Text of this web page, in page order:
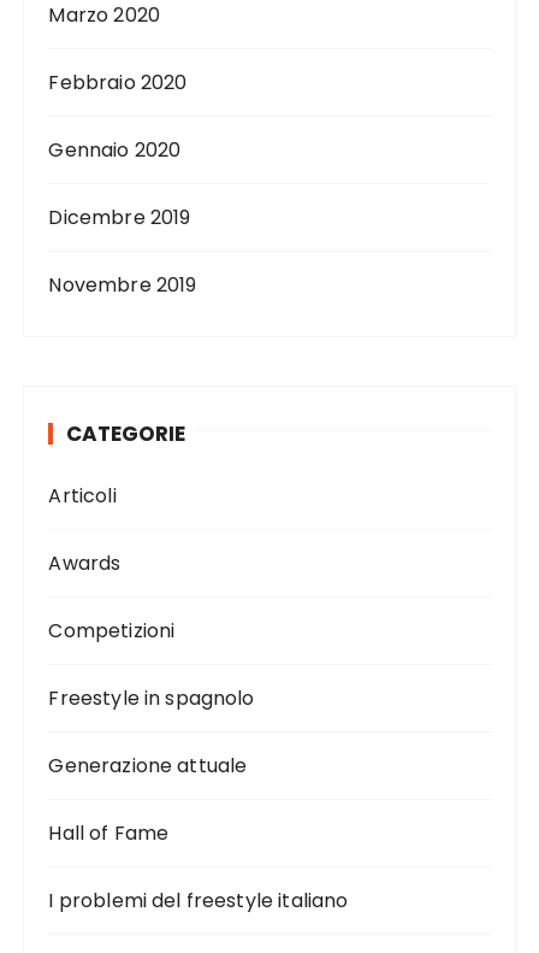
Marzo 2020
Febbraio 2020
Gennaio 2020
Dicembre 2019
Novembre 2019
CATEGORIE
Articoli
Awards
Competizioni
Freestyle in spagnolo
Generazione attuale
Hall of Fame
I problemi del freestyle italiano